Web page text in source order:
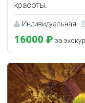
красоты.
Индивидуальная
16000 ₽ за